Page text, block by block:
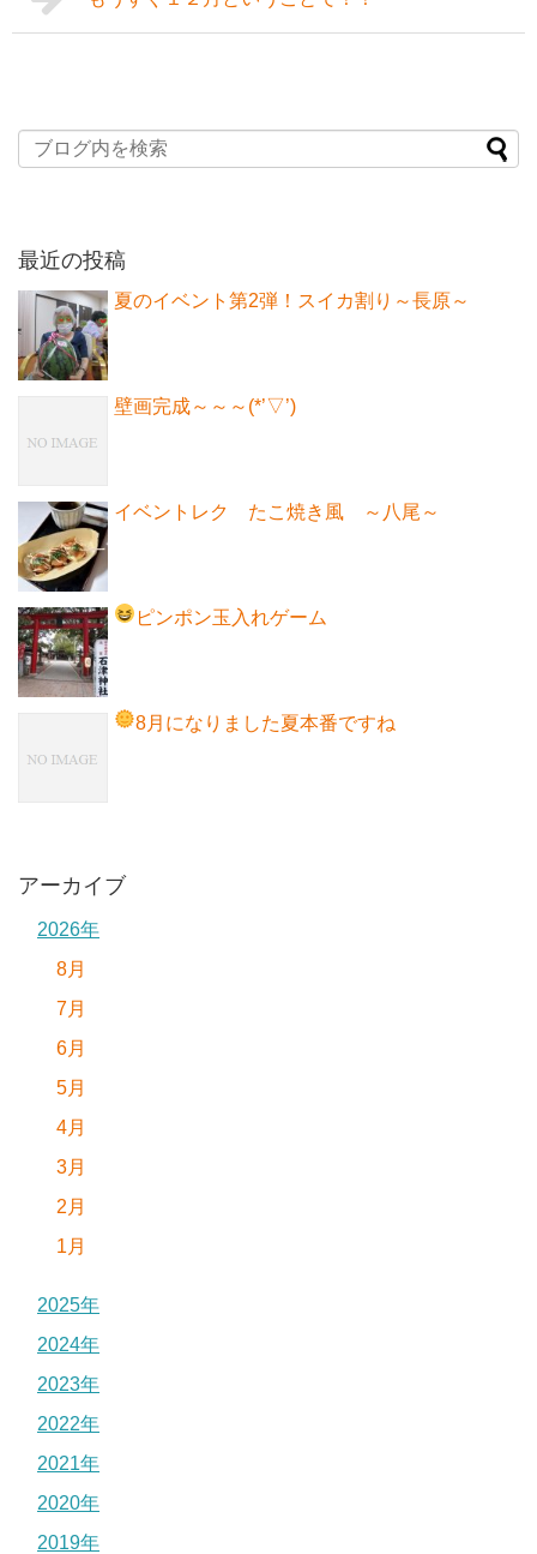
最近の投稿
夏のイベント第2弾！スイカ割り～長原～
壁画完成～～～(*’▽’)
イベントレク たこ焼き風 ～八尾～
ピンポン玉入れゲーム
8月になりました夏本番ですね
アーカイブ
2026年
8月
7月
6月
5月
4月
3月
2月
1月
2025年
2024年
2023年
2022年
2021年
2020年
2019年